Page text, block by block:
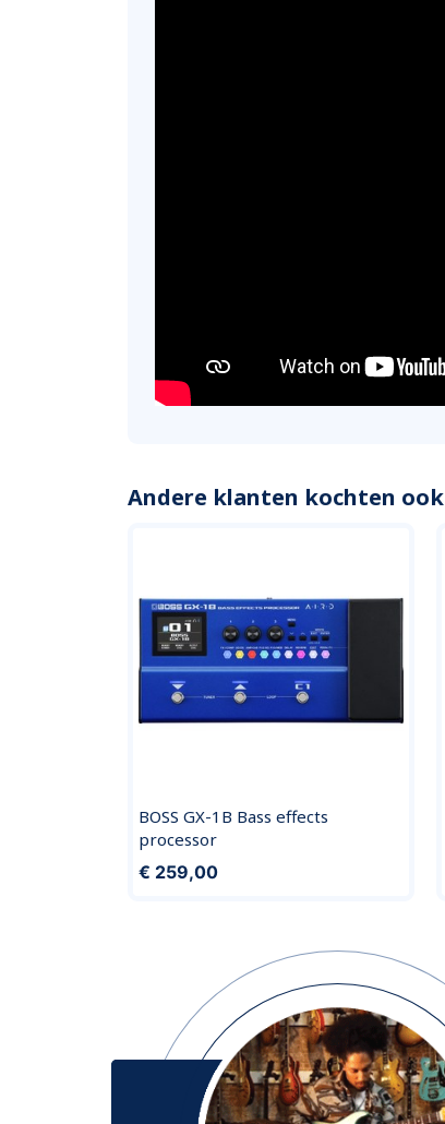
Andere klanten kochten ook
BOSS GX-1B Bass effects
processor
€ 259,00